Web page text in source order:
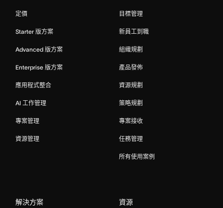
定價
Starter 版方案
Advanced 版方案
Enterprise 版方案
應用程式整合
AI 工作管理
專案管理
資源管理
目標管理
新員工到職
組織規劃
產品發佈
資源規劃
策略規劃
專案接收
任務管理
所有使用案例
解決方案 資源